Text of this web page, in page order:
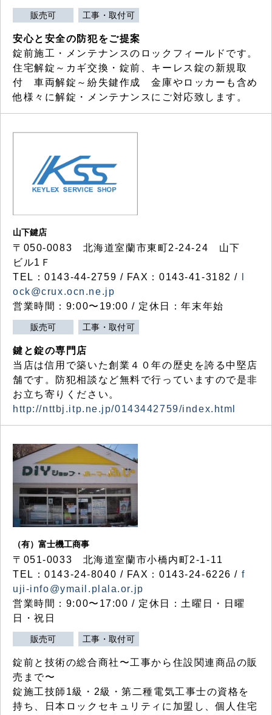
販売可 工事・取付可
安心と安全の防犯をご提案
錠前施工・メンテナンスのロックフィールドです。
住宅解錠～カギ交換・錠前、キーレス錠の新規取
付 車両解錠～紛失鍵作成 金庫やロッカーも含め
他様々に解錠・メンテナンスにご対応致します。
山下鍵店
〒050-0083 北海道室蘭市東町2-24-24 山下
ビル1Ｆ
TEL：0143-44-2759 / FAX：0143-41-3182 /
ock@crux.ocn.ne.jp
営業時間：9:00〜19:00 / 定休日：年末年始
販売可 工事・取付可
鍵と錠の専門店
当店は信用で築いた創業４０年の歴史を誇る中堅店
舗です。防犯相談など無料で行っていますので是非
お立ち寄りください。
http://nttbj.itp.ne.jp/0143442759/index.html
（有）富士機工商事
〒051-0033 北海道室蘭市小橋内町2-1-11
TEL：0143-24-8040 / FAX：0143-24-6226 / f
uji-info@ymail.plala.or.jp
営業時間：9:00〜17:00 / 定休日：土曜日・日曜
日・祝日
販売可 工事・取付可
錠前と技術の総合商社〜工事から住設関連商品の販
売まで〜
錠施工技師1級・2級・第二種電気工事士の資格を
持ち、日本ロックセキュリティに加盟し、個人住宅